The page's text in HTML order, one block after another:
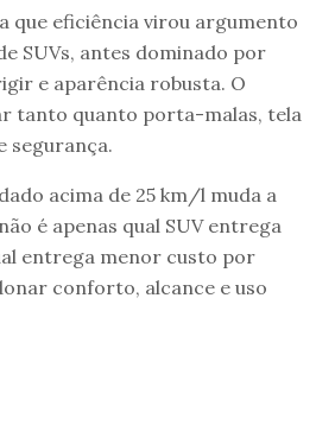
que eficiência virou argumento
SUVs, antes dominado por
e aparência robusta. O
tanto quanto porta-malas, tela
segurança.
acima de 25 km/l muda a
é apenas qual SUV entrega
entrega menor custo por
conforto, alcance e uso